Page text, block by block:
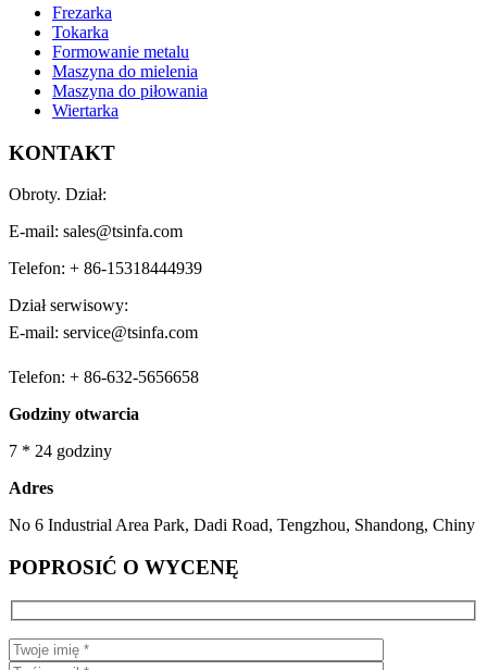
Frezarka
Tokarka
Formowanie metalu
Maszyna do mielenia
Maszyna do piłowania
Wiertarka
KONTAKT
Obroty. Dział:
E-mail: sales@tsinfa.com
Telefon: + 86-15318444939
Dział serwisowy:
E-mail: service@tsinfa.com
Telefon: + 86-632-5656658
Godziny otwarcia
7 * 24 godziny
Adres
No 6 Industrial Area Park, Dadi Road, Tengzhou, Shandong, Chiny
POPROSIĆ O WYCENĘ